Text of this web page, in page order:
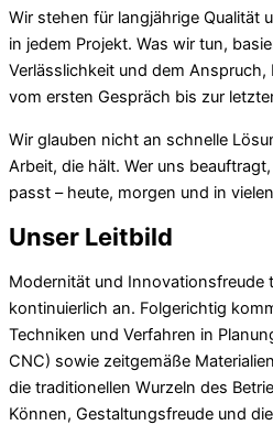
Wir stehen für langjährige Qualität
in jedem Projekt. Was wir tun,
Verlässlichkeit und dem
vom ersten Gespräch bis zur
Wir glauben nicht an schnelle
Arbeit, die hält. Wer uns
passt – heute, morgen und in
Unser Leitbild
Modernität und Innovationsfreude
kontinuierlich an. Folgerichtig
Techniken und Verfahren in
CNC) sowie zeitgemäße
die traditionellen Wurzeln des
Können, Gestaltungsfreude und